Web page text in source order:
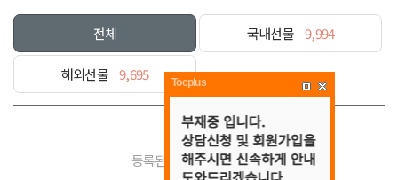
전체 국내선물 9,994
해외선물 9,695
등록된 게시물이 없습니다.
Tocplus